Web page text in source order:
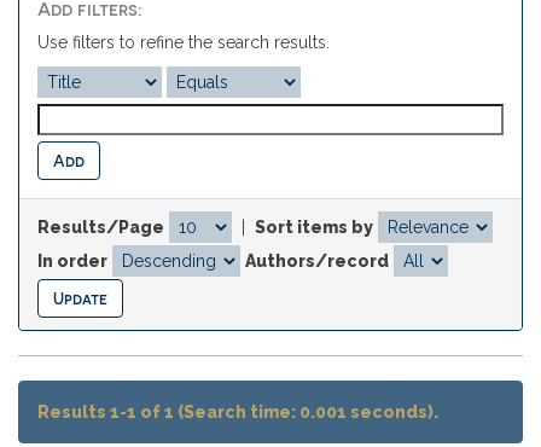
Add filters:
Use filters to refine the search results.
Results/Page
Sort items by
In order
Authors/record
Results 1-1 of 1 (Search time: 0.001 seconds).